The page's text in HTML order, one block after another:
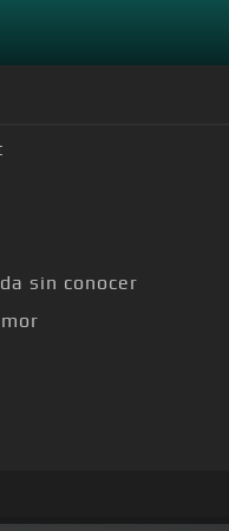
sin conocer